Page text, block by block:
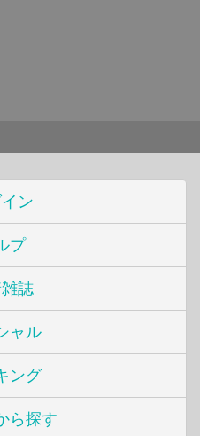
ン
プ
誌
ャル
ング
ら探す